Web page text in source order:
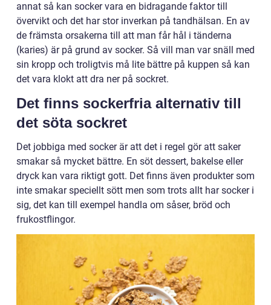
annat så kan socker vara en bidragande faktor till
övervikt och det har stor inverkan på tandhälsan. En av
de främsta orsakerna till att man får hål i tänderna
(karies) är på grund av socker. Så vill man var snäll med
sin kropp och troligtvis må lite bättre på kuppen så kan
det vara klokt att dra ner på sockret.
Det finns sockerfria alternativ till
det söta sockret
Det jobbiga med socker är att det i regel gör att saker
smakar så mycket bättre. En söt dessert, bakelse eller
dryck kan vara riktigt gott. Det finns även produkter som
inte smakar speciellt sött men som trots allt har socker i
sig, det kan till exempel handla om såser, bröd och
frukostflingor.